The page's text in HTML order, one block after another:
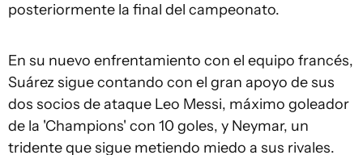
posteriormente la final del campeonato.
En su nuevo enfrentamiento con el equipo francés,
Suárez sigue contando con el gran apoyo de sus
dos socios de ataque Leo Messi, máximo goleador
de la 'Champions' con 10 goles, y Neymar, un
tridente que sigue metiendo miedo a sus rivales.